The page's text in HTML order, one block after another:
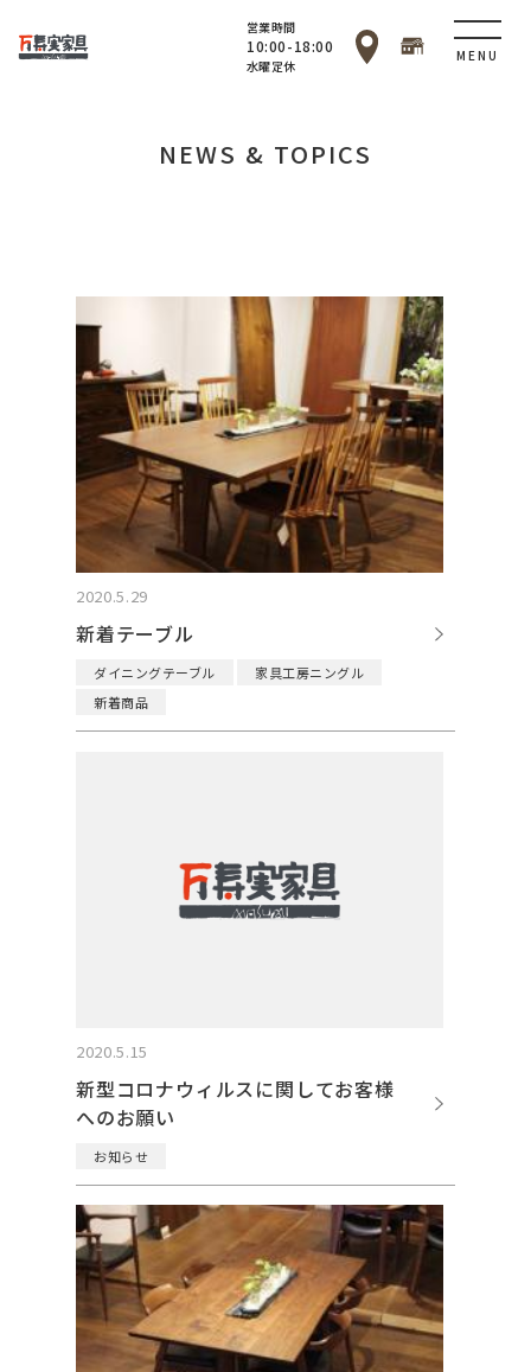
営業時間
10:00-18:00
水曜定休
MENU
NEWS & TOPICS
2020.5.29
新着テーブル
ダイニングテーブル 家具工房ニングル
新着商品
2020.5.15
新型コロナウィルスに関してお客様
へのお願い
お知らせ